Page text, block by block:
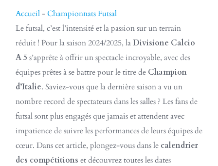
Accueil-Championnats Futsal
Le futsal, c’est l’intensité et la passion sur un terrain
réduit ! Pour la saison 2024/2025, laDivisione Calcio
A 5 s’apprête à offrir un spectacle incroyable, avec des
équipes prêtes à se battre pour le titre de Champion
d’Italie. Saviez-vous que la dernière saison a vu un
nombre record de spectateurs dans les salles ? Les fans de
futsal sont plus engagés que jamais et attendent avec
impatience de suivre les performances de leurs équipes de
cœur. Dans cet article, plongez-vous dans le calendrier
des compétitions et découvrez toutes les dates